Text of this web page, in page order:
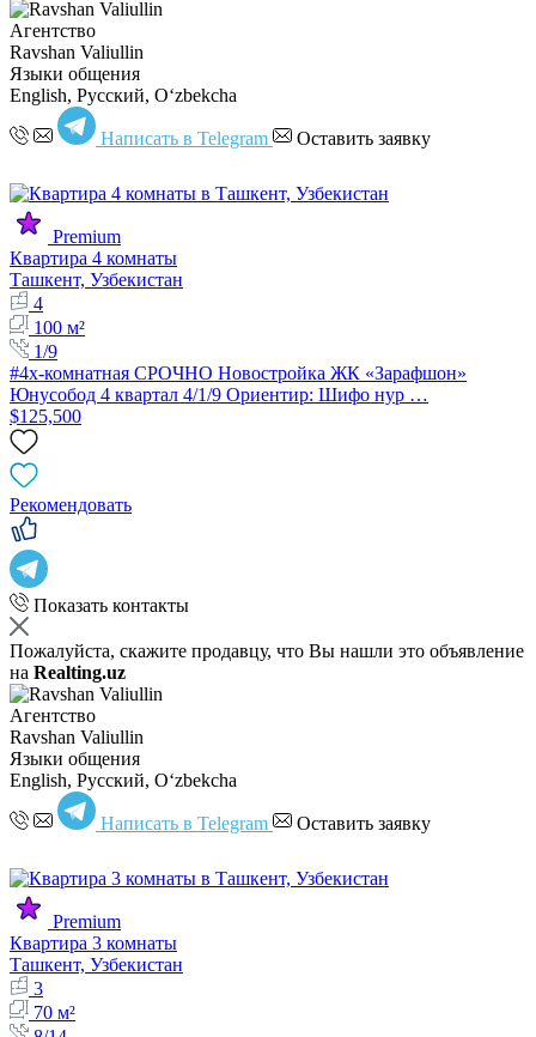
Агентство
Ravshan Valiullin
Языки общения
English, Русский, Oʻzbekcha
Написать в Telegram Оставить заявку
Premium
Квартира 4 комнаты
Ташкент, Узбекистан
4
100 м²
1/9
#4х-комнатная СРОЧНО Новостройка ЖК «Зарафшон»
Юнусобод 4 квартал 4/1/9 Ориентир: Шифо нур …
$125,500
Рекомендовать
Показать контакты
Пожалуйста, скажите продавцу, что Вы нашли это объявление
на Realting.uz
Агентство
Ravshan Valiullin
Языки общения
English, Русский, Oʻzbekcha
Написать в Telegram Оставить заявку
Premium
Квартира 3 комнаты
Ташкент, Узбекистан
3
70 м²